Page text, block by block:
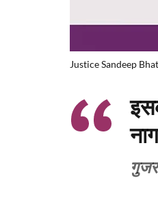
Justice Sandeep